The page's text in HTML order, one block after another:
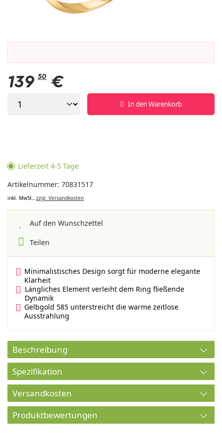
139 50 €
In den Warenkorb
Lieferzeit 4-5 Tage
Artikelnummer: 70831517
inkl. MwSt., zzgl. Versandkosten
Auf den Wunschzettel
Teilen
Minimalistisches Design sorgt für moderne elegante
Klarheit
Längliches Element verleiht dem Ring fließende
Dynamik
Gelbgold 585 unterstreicht die warme zeitlose
Ausstrahlung
Beschreibung
Spezifikation
Versandkosten
Produktbewertungen